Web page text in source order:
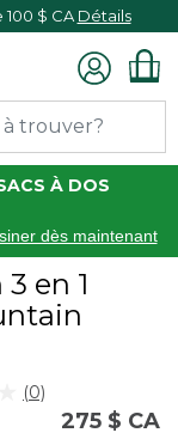
$ CA Détails
À DOS
dès maintenant
en 1
des clients
Aucune
cote
(0)
275 $ CA